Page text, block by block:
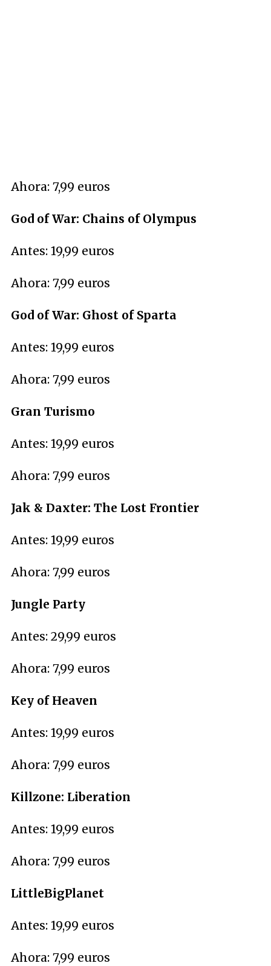
Ahora: 7,99 euros
God of War: Chains of Olympus
Antes: 19,99 euros
Ahora: 7,99 euros
God of War: Ghost of Sparta
Antes: 19,99 euros
Ahora: 7,99 euros
Gran Turismo
Antes: 19,99 euros
Ahora: 7,99 euros
Jak & Daxter: The Lost Frontier
Antes: 19,99 euros
Ahora: 7,99 euros
Jungle Party
Antes: 29,99 euros
Ahora: 7,99 euros
Key of Heaven
Antes: 19,99 euros
Ahora: 7,99 euros
Killzone: Liberation
Antes: 19,99 euros
Ahora: 7,99 euros
LittleBigPlanet
Antes: 19,99 euros
Ahora: 7,99 euros